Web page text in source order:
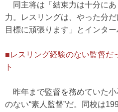
同主将は「結束力は十分にあ
力。レスリングは、やった分
目標に頑張ります」とインタ
■レスリング経験のない監督だ
ト
昨年まで監督を務めていた
のない“素人監督”だ。同校は